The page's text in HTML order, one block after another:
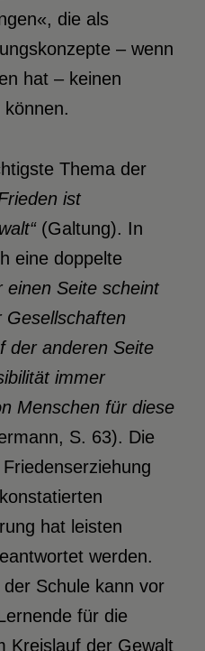
die als
– wenn
hat – keinen
Thema der
ist
(Galtung). In
eine doppelte
einen Seite scheint
Gesellschaften
der anderen Seite
immer
Menschen für diese
S. 63). Die
hat leisten
werden.
Schule kann vor
für die
Kreislauf der Gewalt